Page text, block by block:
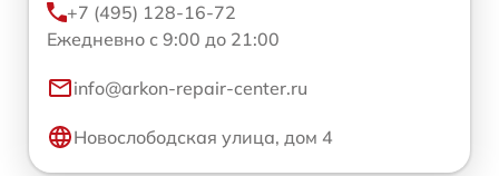
+7 (495) 128-16-72
Ежедневно с 9:00 до 21:00
info@arkon-repair-center.ru
Новослободская улица, дом 4